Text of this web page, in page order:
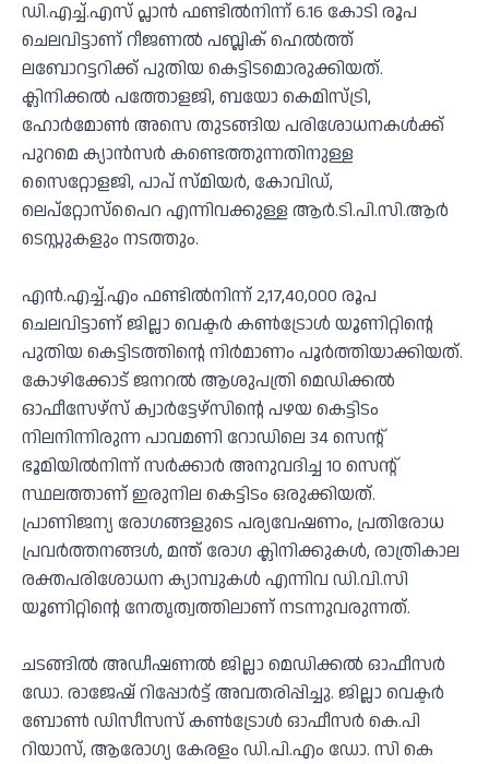
ഡി.എച്ച്.എസ് പ്ലാന്‍ ഫണ്ടില്‍നിന്ന് 6.16 കോടി രൂപ
ചെലവിട്ടാണ് റീജണല്‍ പബ്ലിക് ഹെല്‍ത്ത്
ലബോറട്ടറിക്ക് പുതിയ കെട്ടിടമൊരുക്കിയത്.
ക്ലിനിക്കല്‍ പത്തോളജി, ബയോ കെമിസ്ട്രി,
ഹോര്‍മോണ്‍ അസെ തുടങ്ങിയ പരിശോധനകള്‍ക്ക്
പുറമെ ക്യാന്‍സര്‍ കണ്ടെത്തുന്നതിനുള്ള
സൈറ്റോളജി, പാപ് സ്മിയര്‍, കോവിഡ്,
ലെപ്റ്റോസ്പൈറ എന്നിവക്കുള്ള ആര്‍.ടി.പി.സി.ആര്‍
ടെസ്റ്റുകളും നടത്തും.
എന്‍.എച്ച്.എം ഫണ്ടില്‍നിന്ന് 2,17,40,000 രൂപ
ചെലവിട്ടാണ് ജില്ലാ വെക്ടര്‍ കണ്‍ട്രോള്‍ യൂണിറ്റിന്റെ
പുതിയ കെട്ടിടത്തിന്റെ നിര്‍മാണം പൂര്‍ത്തിയാക്കിയത്.
കോഴിക്കോട് ജനറല്‍ ആശുപത്രി മെഡിക്കല്‍
ഓഫീസേഴ്‌സ് ക്വാര്‍ട്ടേഴ്‌സിന്റെ പഴയ കെട്ടിടം
നിലനിന്നിരുന്ന പാവമണി റോഡിലെ 34 സെന്റ്
ഭൂമിയില്‍നിന്ന് സര്‍ക്കാര്‍ അനുവദിച്ച 10 സെന്റ്
സ്ഥലത്താണ് ഇരുനില കെട്ടിടം ഒരുക്കിയത്.
പ്രാണിജന്യ രോഗങ്ങളുടെ പര്യവേഷണം, പ്രതിരോധ
പ്രവര്‍ത്തനങ്ങള്‍, മന്ത് രോഗ ക്ലിനിക്കുകള്‍, രാത്രികാല
രക്തപരിശോധന ക്യാമ്പുകള്‍ എന്നിവ ഡി.വി.സി
യൂണിറ്റിന്റെ നേതൃത്വത്തിലാണ് നടന്നുവരുന്നത്.
ചടങ്ങില്‍ അഡീഷണല്‍ ജില്ലാ മെഡിക്കല്‍ ഓഫീസര്‍
ഡോ. രാജേഷ് റിപ്പോര്‍ട്ട് അവതരിപ്പിച്ചു. ജില്ലാ വെക്ടര്‍
ബോണ്‍ ഡിസീസസ് കണ്‍ട്രോള്‍ ഓഫീസര്‍ കെ.പി
റിയാസ്, ആരോഗ്യ കേരളം ഡി.പി.എം ഡോ. സി കെ